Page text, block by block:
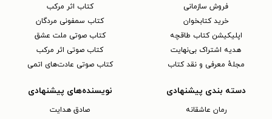
فروش سازمانی
خرید کتابخوان
اپلیکیشن کتاب طاقچه
هدیه اشتراک بی‌نهایت
مجلهٔ معرفی و نقد کتاب
کتاب اثر مرکب
کتاب سمفونی مردگان
کتاب صوتی ملت عشق
کتاب صوتی اثر مرکب
کتاب صوتی عادت‌های اتمی
دسته بندی پیشنهادی
رمان عاشقانه
نویسنده‌های پیشنهادی
صادق هدایت